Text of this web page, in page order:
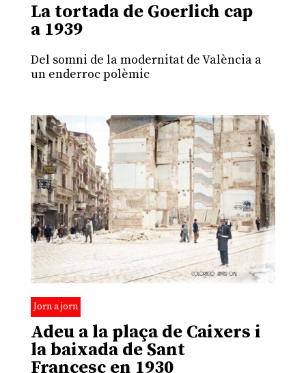
La tortada de Goerlich cap
a 1939
Del somni de la modernitat de València a
un enderroc polèmic
Jorn a jorn
Adeu a la plaça de Caixers i
la baixada de Sant
Francesc en 1930